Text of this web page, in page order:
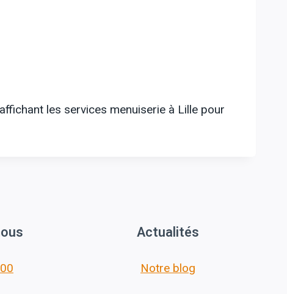
les services menuiserie à Lille pour
Actualités
Notre blog